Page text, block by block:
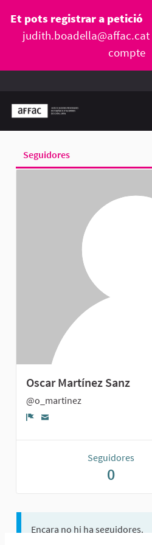
Et pots registrar a petició
judith.boadella@affac.cat
compte
Seguidores
Oscar Martínez Sanz
@o_martinez
Seguidores
0
Encara no hi ha seguidores.